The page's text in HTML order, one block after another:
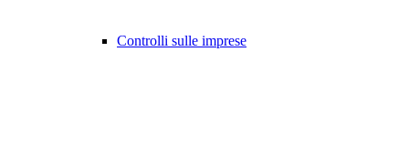
Controlli sulle imprese